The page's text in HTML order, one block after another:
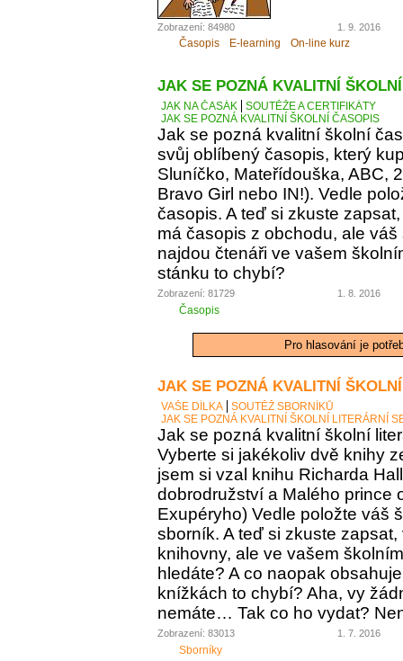
Zobrazení: 84980 1. 9. 2016
Časopis E-learning On-line kurz
JAK SE POZNÁ KVALITNÍ
JAK NA ČASÁK
SOUTĚŽE A CERTIFIKÁTY
JAK SE POZNÁ KVALITNÍ ŠKOLNÍ ČASOPIS
Jak se pozná kvalitní školní
svůj oblíbený časopis, který
Sluníčko, Mateřídouška, ABC,
Bravo Girl nebo IN!). Vedle
časopis. A teď si zkuste
má časopis z obchodu, ale
najdou čtenáři ve vašem
stánku to chybí?
Zobrazení: 81729 1. 8. 2016
Časopis
Pro hlasování je
JAK SE POZNÁ KVALITNÍ
VAŠE DÍLKA
SOUTĚŽ SBORNÍKŮ
JAK SE POZNÁ KVALITNÍ ŠKOLNÍ LITERÁRNÍ
Jak se pozná kvalitní školní
Vyberte si jakékoliv dvě knihy
jsem si vzal knihu Richarda
dobrodružství a Malého prince
Exupéryho) Vedle položte váš
sborník. A teď si zkuste
knihovny, ale ve vašem
hledáte? A co naopak
knížkách to chybí? Aha, vy
nemáte… Tak co ho vydat?
Zobrazení: 83013 1. 7. 2016
Sborníky